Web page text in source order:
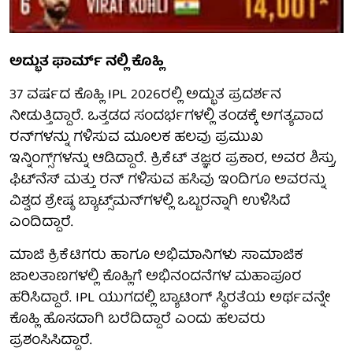
ಅದ್ಭುತ ಫಾರ್ಮ್ ನಲ್ಲಿ ಕೊಹ್ಲಿ
37 ವರ್ಷದ ಕೊಹ್ಲಿ IPL 2026ರಲ್ಲಿ ಅದ್ಭುತ ಪ್ರದರ್ಶನ
ನೀಡುತ್ತಿದ್ದಾರೆ. ಒತ್ತಡದ ಸಂದರ್ಭಗಳಲ್ಲಿ ತಂಡಕ್ಕೆ ಅಗತ್ಯವಾದ
ರನ್‌ಗಳನ್ನು ಗಳಿಸುವ ಮೂಲಕ ಹಲವು ಪ್ರಮುಖ
ಇನ್ನಿಂಗ್ಸ್‌ಗಳನ್ನು ಆಡಿದ್ದಾರೆ. ಕ್ರಿಕೆಟ್ ತಜ್ಞರ ಪ್ರಕಾರ, ಅವರ ಶಿಸ್ತು,
ಫಿಟ್‌ನೆಸ್ ಮತ್ತು ರನ್ ಗಳಿಸುವ ಹಸಿವು ಇಂದಿಗೂ ಅವರನ್ನು
ವಿಶ್ವದ ಶ್ರೇಷ್ಠ ಬ್ಯಾಟ್ಸ್‌ಮನ್‌ಗಳಲ್ಲಿ ಒಬ್ಬರನ್ನಾಗಿ ಉಳಿಸಿದೆ
ಎಂದಿದ್ದಾರೆ.
ಮಾಜಿ ಕ್ರಿಕೆಟಿಗರು ಹಾಗೂ ಅಭಿಮಾನಿಗಳು ಸಾಮಾಜಿಕ
ಜಾಲತಾಣಗಳಲ್ಲಿ ಕೊಹ್ಲಿಗೆ ಅಭಿನಂದನೆಗಳ ಮಹಾಪೂರ
ಹರಿಸಿದ್ದಾರೆ. IPL ಯುಗದಲ್ಲಿ ಬ್ಯಾಟಿಂಗ್ ಸ್ಥಿರತೆಯ ಅರ್ಥವನ್ನೇ
ಕೊಹ್ಲಿ ಹೊಸದಾಗಿ ಬರೆದಿದ್ದಾರೆ ಎಂದು ಹಲವರು
ಪ್ರಶಂಸಿಸಿದ್ದಾರೆ.